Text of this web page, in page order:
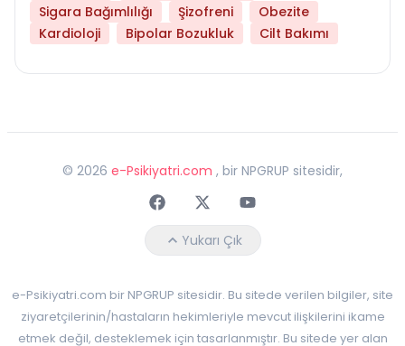
Sigara Bağımlılığı
Şizofreni
Obezite
Kardioloji
Bipolar Bozukluk Cilt Bakımı
© 2026 e-Psikiyatri.com , bir NPGRUP sitesidir,
FaceebokTwitterYoutube
Yukarı Çık
e-Psikiyatri.com bir NPGRUP sitesidir. Bu sitede verilen bilgiler, site
ziyaretçilerinin/hastaların hekimleriyle mevcut ilişkilerini ikame
etmek değil, desteklemek için tasarlanmıştır. Bu sitede yer alan